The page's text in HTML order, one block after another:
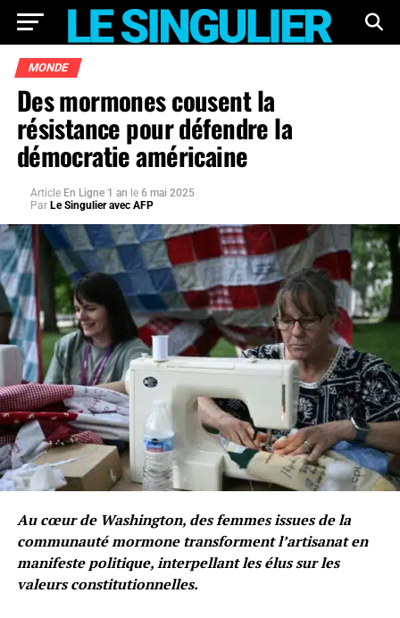
MONDE
Des mormones cousent la
résistance pour défendre la
démocratie américaine
Article En Ligne 1 an le 6 mai 2025
Par Le Singulier avec AFP
Au cœur de Washington, des femmes issues de la
communauté mormone transforment l’artisanat en
manifeste politique, interpellant les élus sur les
valeurs constitutionnelles.